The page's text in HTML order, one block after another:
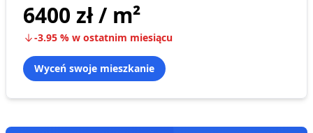
6400 zł/ m²
-3.95 % w ostatnim miesiącu
Wyceń swoje mieszkanie